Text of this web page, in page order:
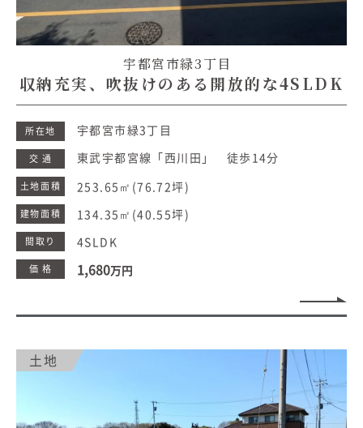
宇都宮市緑3丁目
収納充実、吹抜けのある開放的な4SLDK
所在地 宇都宮市緑3丁目
交 通 東武宇都宮線「西川田」 徒歩14分
土地面積 253.65㎡ (76.72坪)
建物面積 134.35㎡ (40.55坪)
間取り 4SLDK
価 格 1,680万円
土地